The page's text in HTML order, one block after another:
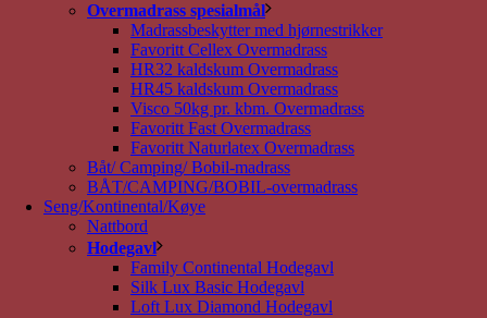
Overmadrass spesialmål
Madrassbeskytter med hjørnestrikker
Favoritt Cellex Overmadrass
HR32 kaldskum Overmadrass
HR45 kaldskum Overmadrass
Visco 50kg pr. kbm. Overmadrass
Favoritt Fast Overmadrass
Favoritt Naturlatex Overmadrass
Båt/ Camping/ Bobil-madrass
BÅT/CAMPING/BOBIL-overmadrass
Seng/Kontinental/Køye
Nattbord
Hodegavl
Family Continental Hodegavl
Silk Lux Basic Hodegavl
Loft Lux Diamond Hodegavl